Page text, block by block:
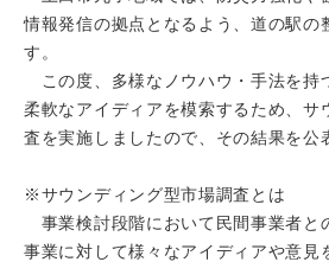
情報発信の拠点となるよう、道の駅の
す。
この度、多様なノウハウ・手法を持
柔軟なアイディアを模索するため、サ
査を実施しましたので、その結果を公
※サウンディング型市場調査とは
事業検討段階において民間事業者と
事業に対して様々なアイディアや意見